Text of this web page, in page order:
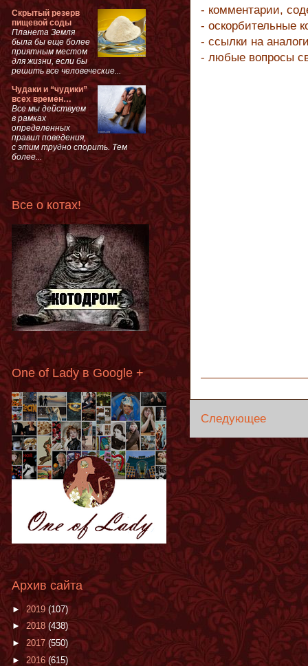
- комментарии,
- оскорбительные
- ссылки на
- любые вопросы
Следующее
Скрытый резерв
пищевой соды
Планета Земля
была бы еще более
приятным местом
для жизни, если бы
решить все человеческие...
Чудаки и “чудики”
всех времен…
Все мы действуем
в рамках
определенных
правил поведения,
с этим трудно спорить. Тем
более...
Все о котах!
One of Lady в Google +
Архив сайта
► 2019 (107)
►2018 (438)
► 2017 (550)
► 2016(615)